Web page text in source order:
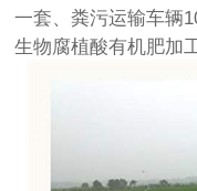
一套、粪污运输车辆
生物腐植酸有机肥加